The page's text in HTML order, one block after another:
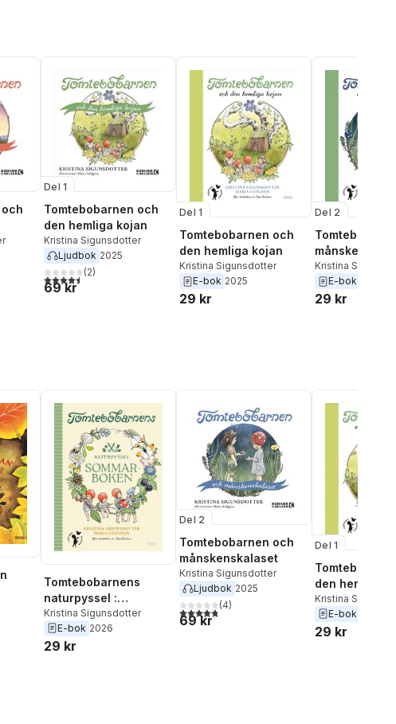
antal röster:
Del 1
Tomtebobarnen och
den hemliga kojan
Kristina Sigunsdotter
Ljudbok 2025
4,5utav 5 stjärnor. Totalt antal röster:
(2)
69 kr
Del 1
Tomtebobarnen och
den hemliga kojan
Kristina Sigunsdotter
E-bok 2025
29 kr
Del 2
Kristina
E-bok
29 kr
antal röster:
Tomtebobarnens
naturpyssel :
sommarboken
Kristina Sigunsdotter
E-bok 2026
29 kr
Del 2
Tomtebobarnen och
månskenskalaset
Kristina Sigunsdotter
Ljudbok 2025
4,8utav 5 stjärnor. Totalt antal röster:
(4)
69 kr
Del 1
den hemliga
Kristina
E-bok
29 kr